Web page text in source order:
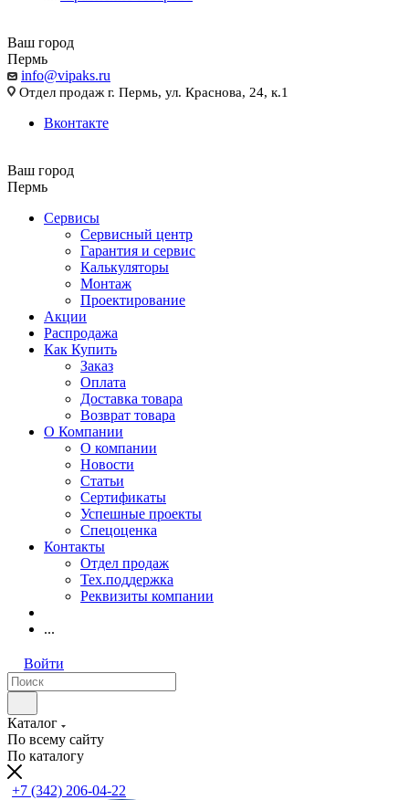
Ваш город
Пермь
info@vipaks.ru
Отдел продаж г. Пермь, ул. Краснова, 24, к.1
Вконтакте
Ваш город
Пермь
Сервисы
Сервисный центр
Гарантия и сервис
Калькуляторы
Монтаж
Проектирование
Акции
Распродажа
Как Купить
Заказ
Оплата
Доставка товара
Возврат товара
О Компании
О компании
Новости
Статьи
Сертификаты
Успешные проекты
Спецоценка
Контакты
Отдел продаж
Тех.поддержка
Реквизиты компании
...
Войти
Каталог
По всему сайту
По каталогу
+7 (342) 206-04-22